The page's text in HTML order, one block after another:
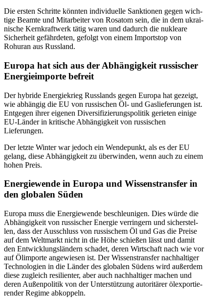
Die ersten Schritte könnten indi­vi­du­elle Sank­tio­nen gegen wich­
tige Beamte und Mit­ar­bei­ter von Rosatom sein, die in dem ukrai­
ni­sche Kern­kraft­werk tätig waren und dadurch die nukleare
Sicher­heit gefähr­de­ten, gefolgt von einem Import­s­top von
Rohuran aus Russland.
Europa hat sich aus der Abhän­gig­keit rus­si­scher
Ener­gie­im­porte befreit
Der hybride Ener­gie­krieg Russ­lands gegen Europa hat gezeigt,
wie abhän­gig die EU von rus­si­schen Öl- und Gas­lie­fe­run­gen ist.
Ent­ge­gen ihrer eigenen Diver­si­fi­zie­rungs­po­li­tik gerie­ten einige
EU-Länder in kri­ti­sche Abhän­gig­keit von rus­si­schen
Lieferungen.
Der letzte Winter war jedoch ein Wen­de­punkt, als es der EU
gelang, diese Abhän­gig­keit zu über­win­den, wenn auch zu einem
hohen Preis.
Ener­gie­wende in Europa und Wis­sens­trans­fer in
den glo­ba­len Süden
Europa muss die Ener­gie­wende beschleu­ni­gen. Dies würde die
Abhän­gig­keit von rus­si­scher Energie ver­rin­gern und sicher­stel­
len, dass der Aus­schluss von rus­si­schem Öl und Gas die Preise
auf dem Welt­markt nicht in die Höhe schie­ßen lässt und damit
den Ent­wick­lungs­län­dern schadet, deren Wirt­schaft nach wie vor
auf Ölim­porte ange­wie­sen ist. Der Wis­sens­trans­fer nach­hal­ti­ger
Tech­no­lo­gien in die Länder des glo­ba­len Südens wird außer­dem
diese zugleich resi­li­en­ter, aber auch nach­hal­ti­ger machen und
deren Außen­po­li­tik von der Unter­stüt­zung auto­ri­tä­rer ölex­por­tie­
ren­der Regime abkoppeln.